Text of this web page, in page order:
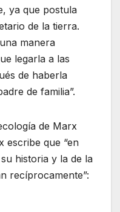
ya que postula
de la tierra.
manera
legarla a las
de haberla
de familia”.
de Marx
escribe que “en
historia y la de la
recíprocamente”: